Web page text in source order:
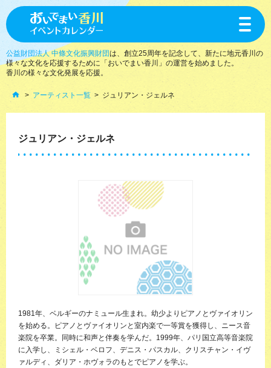
toggle
公益財団法人 中條文化振興財団は、創立25周年を記念して、新たに地元香川の
様々な文化を応援するために「おいでまい香川」の運営を始めました。
香川の様々な文化発展を応援。
アーティスト一覧 ジュリアン・ジェルネ
ジュリアン・ジェルネ
1981年、ベルギーのナミュール生まれ。幼少よりピアノとヴァイオリン
を始める。ピアノとヴァイオリンと室内楽で一等賞を獲得し、ニース音
楽院を卒業。同時に和声と伴奏を学んだ。1999年、パリ国立高等音楽院
に入学し、ミシェル・ベロフ、デニス・パスカル、クリスチャン・イヴ
ァルディ、ダリア・ホヴォラのもとでピアノを学ぶ。